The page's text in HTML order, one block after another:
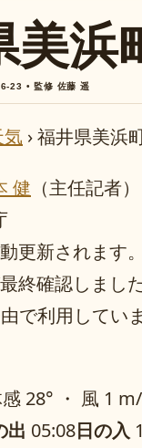
美浜
23 • 監修 佐藤 遥
気 ›福井県美浜
健 （主任記者）
更新されます
終確認しまし
で利用していま
28° ・ 風 1
出 05:08日の入